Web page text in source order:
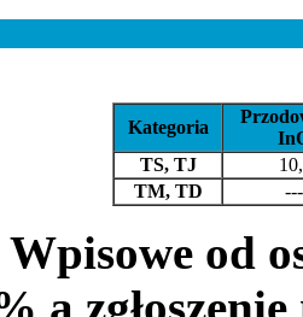
Kategoria
TS, TJ
TM, TD
---
od